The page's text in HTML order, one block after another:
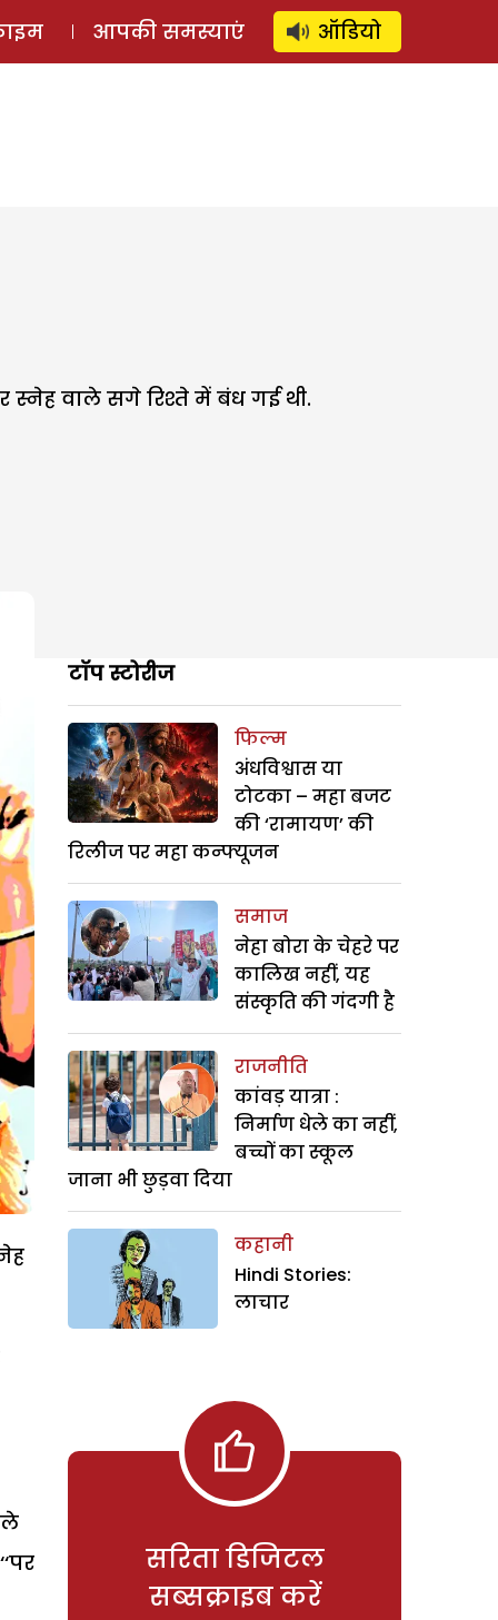
लॉग इन ⚲ SUBSCRIBE
आपकी समस्याएं ऑडियो
स्नेह वाले सगे रिश्ते में बंध गई थी.
टॉप स्टोरीज
फिल्म
अंधविश्वास या
टोटका – महा बजट
की ‘रामायण’ की
रिलीज पर महा कन्फ्यूजन
समाज
नेहा बोरा के चेहरे पर
कालिख नहीं, यह
संस्कृति की गंदगी है
राजनीति
कांवड़ यात्रा :
निर्माण धेले का नहीं,
बच्चों का स्कूल
जाना भी छुड़वा दिया
कहानी
Hindi Stories:
लाचार
सरिता डिजिटल
सब्सक्राइब करें